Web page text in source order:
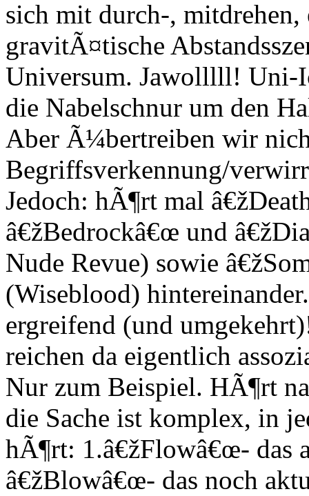
sich mit durch-,
gravitÃ¤tische
Universum. Jawolllll! Uni-
die Nabelschnur um den
Aber Ã¼bertreiben wir
Begriffsverkennung/
Jedoch: hÃ¶rt mal
â€žBedrockâ€œ und
Nude Revue) sowie
(Wiseblood)
ergreifend (und
reichen da eigentlich
Nur zum Beispiel. HÃ¶rt
die Sache ist komplex, in
hÃ¶rt: 1.â€žFlowâ€œ- das
â€žBlowâ€œ- das noch